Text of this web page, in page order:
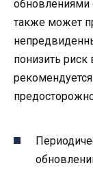
обновлениями
также может
понизить